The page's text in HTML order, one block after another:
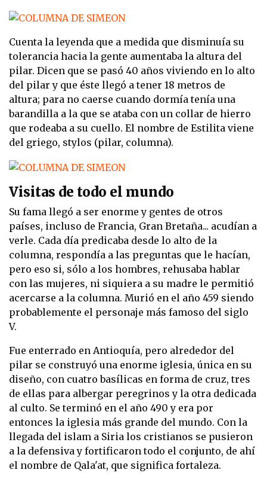
Cuenta la leyenda que a medida que disminuía su
tolerancia hacia la gente aumentaba la altura del
pilar. Dicen que se pasó 40 años viviendo en lo alto
del pilar y que éste llegó a tener 18 metros de
altura; para no caerse cuando dormía tenía una
barandilla a la que se ataba con un collar de hierro
que rodeaba a su cuello. El nombre de Estilita viene
del griego, stylos (pilar, columna).
Visitas de todo el mundo
Su fama llegó a ser enorme y gentes de otros
países, incluso de Francia, Gran Bretaña... acudían a
verle. Cada día predicaba desde lo alto de la
columna, respondía a las preguntas que le hacían,
pero eso si, sólo a los hombres, rehusaba hablar
con las mujeres, ni siquiera a su madre le permitió
acercarse a la columna. Murió en el año 459 siendo
probablemente el personaje más famoso del siglo
V.
Fue enterrado en Antioquía, pero alrededor del
pilar se construyó una enorme iglesia, única en su
diseño, con cuatro basílicas en forma de cruz, tres
de ellas para albergar peregrinos y la otra dedicada
al culto. Se terminó en el año 490 y era por
entonces la iglesia más grande del mundo. Con la
llegada del islam a Siria los cristianos se pusieron
a la defensiva y fortificaron todo el conjunto, de ahí
el nombre de Qala'at, que significa fortaleza.